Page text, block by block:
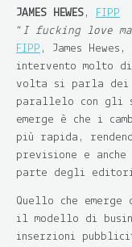
JAMES HEWES ,
FIPP
“ I fucking love
FIPP , James
intervento molto
volta si parla dei
parallelo con gli
emerge è che i
più rapida,
previsione e
parte degli
Quello che
il modello di
inserzioni